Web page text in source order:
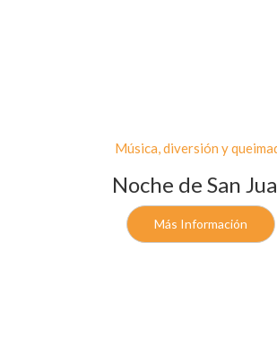
Música, diversión y
Noche de San
Más Información